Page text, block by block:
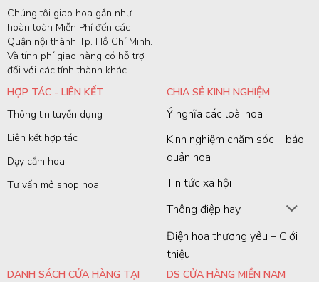
Chúng tôi giao hoa gần như
hoàn toàn Miễn Phí đến các
Quận nội thành Tp. Hồ Chí Minh.
Và tính phí giao hàng có hỗ trợ
đối với các tỉnh thành khác.
HỢP TÁC - LIÊN KẾT
Thông tin tuyển dụng
Liên kết hợp tác
Dạy cắm hoa
Tư vấn mở shop hoa
CHIA SẺ KINH NGHIỆM
Ý nghĩa các loài hoa
Kinh nghiệm chăm sóc – bảo
quản hoa
Tin tức xã hội
Thông điệp hay
Điện hoa thương yêu – Giới
thiệu
DANH SÁCH CỬA HÀNG TẠI
DS CỬA HÀNG MIỀN NAM